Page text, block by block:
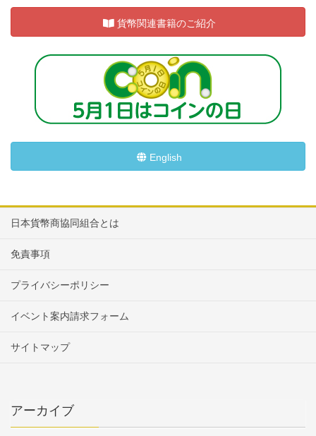
貨幣関連書籍のご紹介
English
日本貨幣商協同組合とは
免責事項
プライバシーポリシー
イベント案内請求フォーム
サイトマップ
アーカイブ